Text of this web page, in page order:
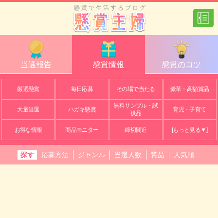
懸賞で生活するブログ
当選報告 懸賞情報 懸賞のコツ
厳選懸賞 毎日応募 その場で当たる 豪華・高額賞品
大量当選 ハガキ懸賞
無料サンプル・試
供品
育児・子育て
お得な情報 商品モニター 締切間近 [もっと見る▼]
探す 応募方法 ジャンル 当選人数 賞品 人気順